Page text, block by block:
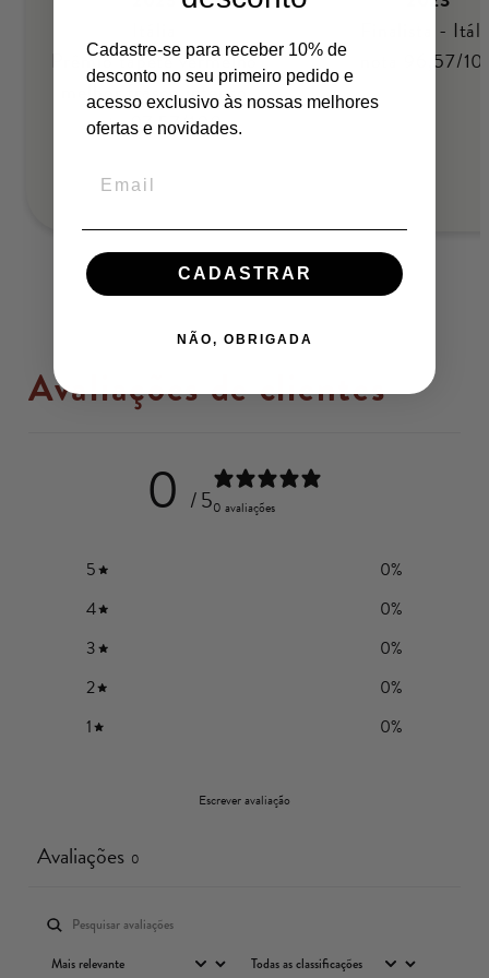
Prêmio tapete vermelho
melhor frasco intenso
nota 97,57/100
Finalista -
nota 96,57/
Avaliações de clientes
0 / 50 avaliações
5 0%
4
0%
3
0%
2
0%
1
0%
Escrever avaliação
Avaliações 0
Cadastre-se para receber 10% de
desconto no seu primeiro pedido e
acesso exclusivo às nossas melhores
ofertas e novidades.
CADASTRAR
NÃO, OBRIGADA